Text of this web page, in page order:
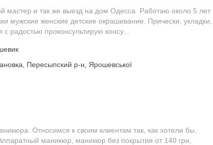
мастер и так же выезд на дом Одесса Работаю около 5 лет
мужские женские детские окрашивание. Прически, укладки,
радостью проконсультирую консу...
Пересыпский р-н, Ярошевської
Относимся к своим клиентам так, как хотели бы,
маникюр, маникюр без покрытия от 140 грн,